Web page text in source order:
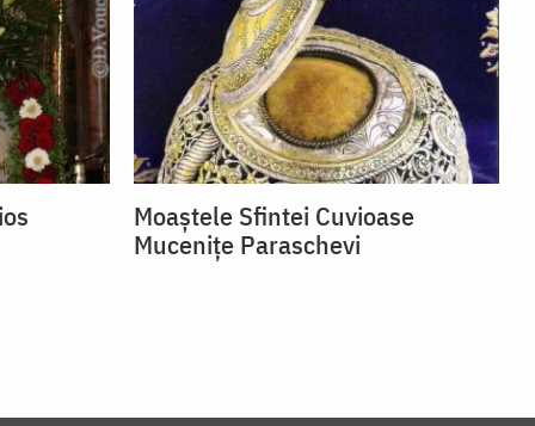
Moaștele Sfintei Cuvioase
Mucenițe Paraschevi